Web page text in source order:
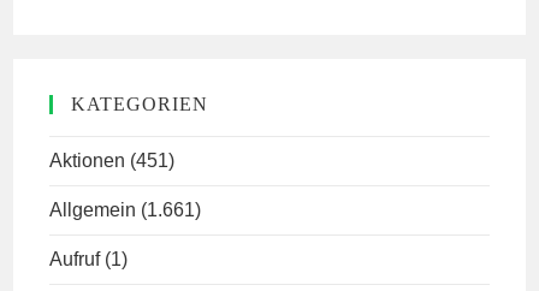
KATEGORIEN
Aktionen (451)
Allgemein (1.661)
Aufruf (1)